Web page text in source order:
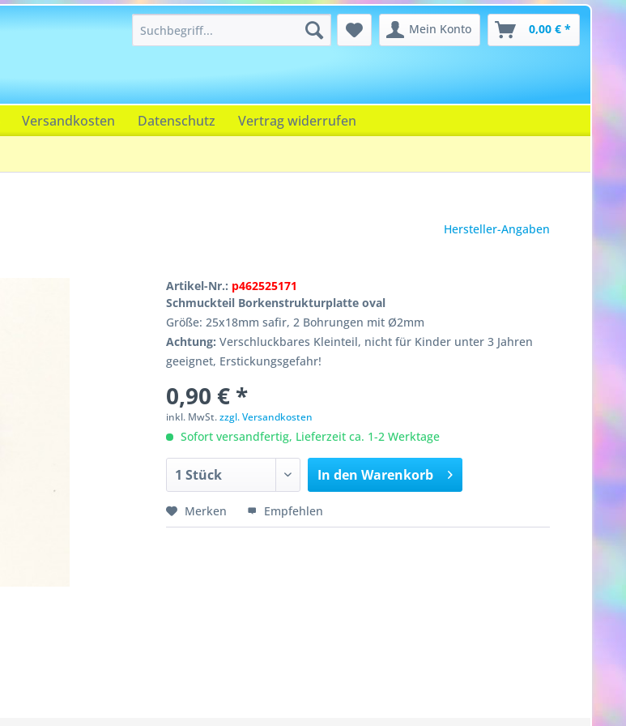
Mein Konto 0,00 € *
Versandkosten Datenschutz Vertrag widerrufen
Hersteller-Angaben
Artikel-Nr.: p462525171
Schmuckteil Borkenstrukturplatte oval
Größe: 25x18mm safir, 2 Bohrungen mit Ø2mm
Achtung: Verschluckbares Kleinteil, nicht für Kinder unter 3 Jahren
geeignet, Erstickungsgefahr!
0,90 € *
inkl. MwSt.zzgl. Versandkosten
Sofort versandfertig, Lieferzeit ca. 1-2 Werktage
In den Warenkorb
Merken Empfehlen